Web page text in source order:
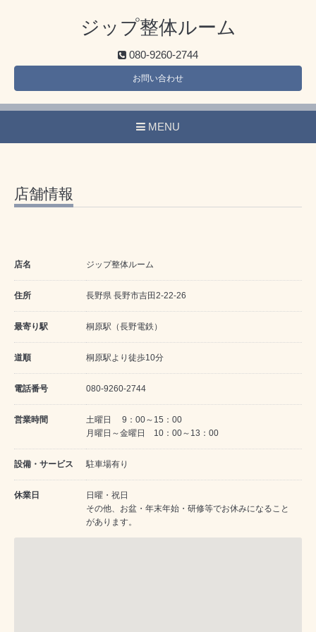
ジップ整体ルーム
080-9260-2744
お問い合わせ
MENU
店舗情報
店名 ジップ整体ルーム
住所 長野県 長野市吉田2-22-26
最寄り駅 桐原駅（長野電鉄）
道順 桐原駅より徒歩10分
電話番号 080-9260-2744
営業時間
土曜日 9：00～15：00
月曜日～金曜日 10：00～13：00
設備・サービス 駐車場有り
休業日
日曜・祝日
その他、お盆・年末年始・研修等でお休みになること
があります。